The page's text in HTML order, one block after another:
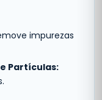
impurezas
Partículas: